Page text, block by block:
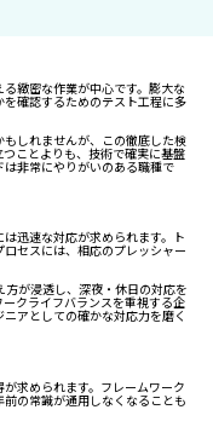
緻密な作業が中心です。膨大な
確認するためのテスト工程に多
しれませんが、この徹底した検
ことよりも、技術で確実に基盤
非常にやりがいのある職種で
迅速な対応が求められます。ト
セスには、相応のプレッシャー
が浸透し、深夜・休日の対応を
クライフバランスを重視する企
アとしての確かな対応力を磨く
求められます。フレームワーク
の常識が通用しなくなることも